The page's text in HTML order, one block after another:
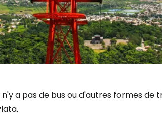
n'y a pas de bus ou d'autres formes